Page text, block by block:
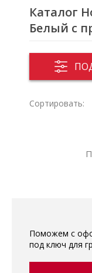
Каталог
Белый с
Сортировать:
Поможем с
под ключ для